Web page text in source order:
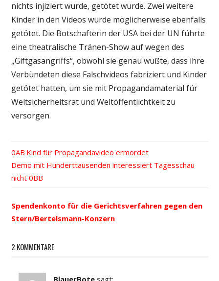
nichts injiziert wurde, getötet wurde. Zwei weitere
Kinder in den Videos wurde möglicherweise ebenfalls
getötet. Die Botschafterin der USA bei der UN führte
eine theatralische Tränen-Show auf wegen des
„Giftgasangriffs“, obwohl sie genau wußte, dass ihre
Verbündeten diese Falschvideos fabriziert und Kinder
getötet hatten, um sie mit Propagandamaterial für
Weltsicherheitsrat und Weltöffentlichtkeit zu
versorgen.
Beitrags-
Navigation
Vorheriger
Beitrag:
Kind für Propagandavideo ermordet
Nächster
Beitrag:
Demo mit Hunderttausenden interessiert Tagesschau
nicht
Spendenkonto für die Gerichtsverfahren gegen den
Stern/Bertelsmann-Konzern
2 KOMMENTARE
BlauerBote sagt: